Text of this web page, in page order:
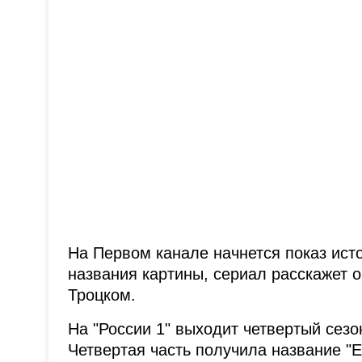
На Первом канале начнется показ
названия картины, сериал расскажет
Троцком.
На "России 1" выходит четвертый
Четвертая часть получила название